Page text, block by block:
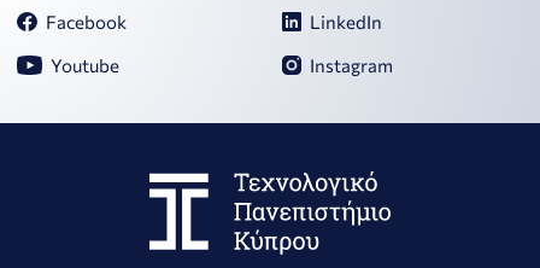
Facebook
LinkedIn
Youtube
Instagram